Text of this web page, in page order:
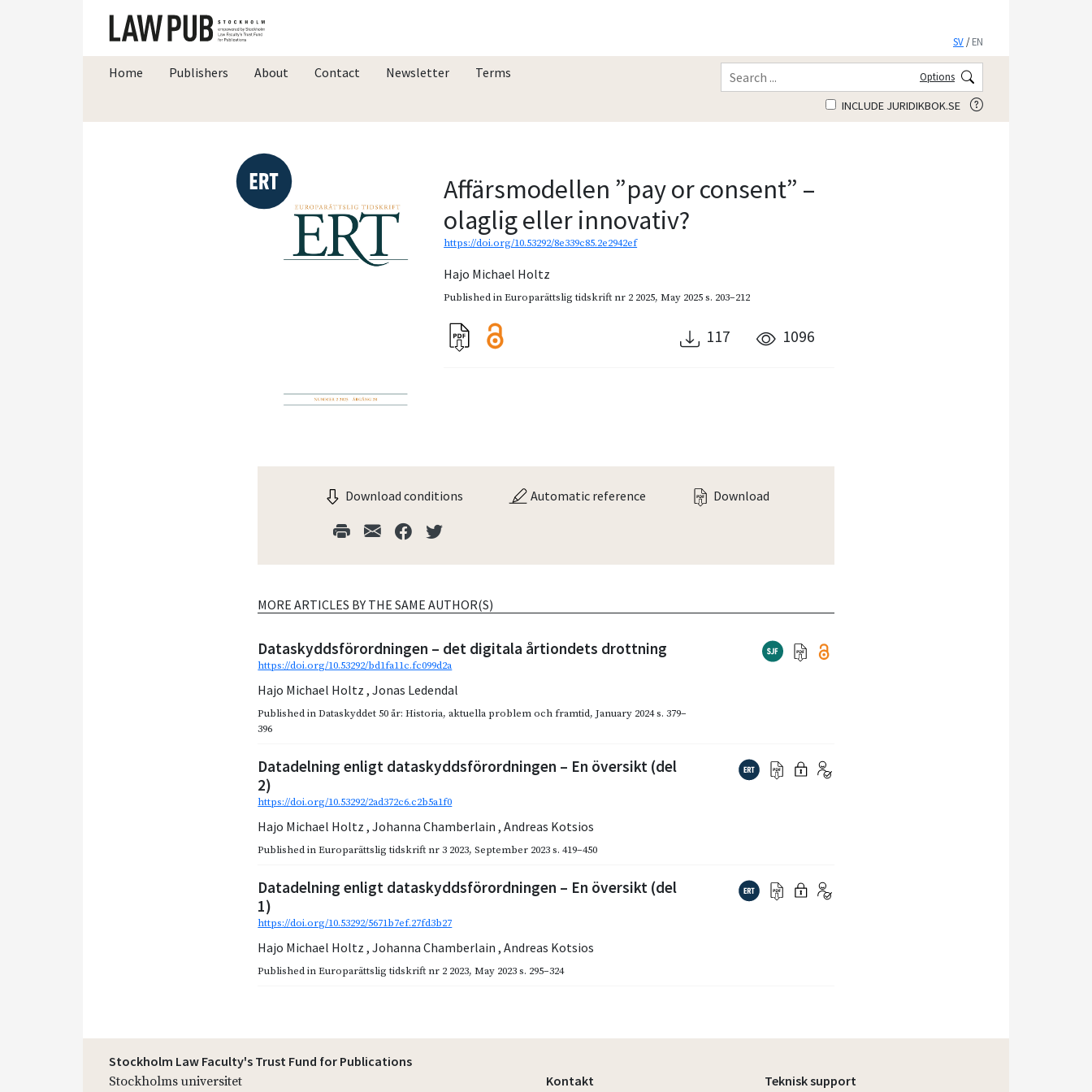
SV /EN
Home Publishers About Contact Newsletter Terms Options
INCLUDE JURIDIKBOK.SE
Affärsmodellen ”pay or consent” –
olaglig eller innovativ?
https://doi.org/10.53292/8e339c85.2e2942ef
Hajo Michael Holtz
Published inEuroparättslig tidskrift nr 2 2025,May 2025s. 203–212
117 1096
Download conditions Automatic reference Download
MORE ARTICLES BY THE SAME AUTHOR(S)
Dataskyddsförordningen – det digitala årtiondets drottning
https://doi.org/10.53292/bd1fa11c.fc099d2a
Hajo Michael Holtz,Jonas Ledendal
Published inDataskyddet 50 år: Historia, aktuella problem och framtid,January 2024s. 379–
396
Datadelning enligt dataskyddsförordningen – En översikt (del
2)
https://doi.org/10.53292/2ad372c6.c2b5a1f0
Hajo Michael Holtz,Johanna Chamberlain,Andreas Kotsios
Published inEuroparättslig tidskrift nr 3 2023,September 2023 s. 419–450
Datadelning enligt dataskyddsförordningen – En översikt (del
1)
https://doi.org/10.53292/5671b7ef.27fd3b27
Hajo Michael Holtz,Johanna Chamberlain,Andreas Kotsios
Published inEuroparättslig tidskrift nr 2 2023,May 2023 s. 295–324
Stockholm Law Faculty's Trust Fund for Publications
Stockholms universitet
Kontakt Teknisk support